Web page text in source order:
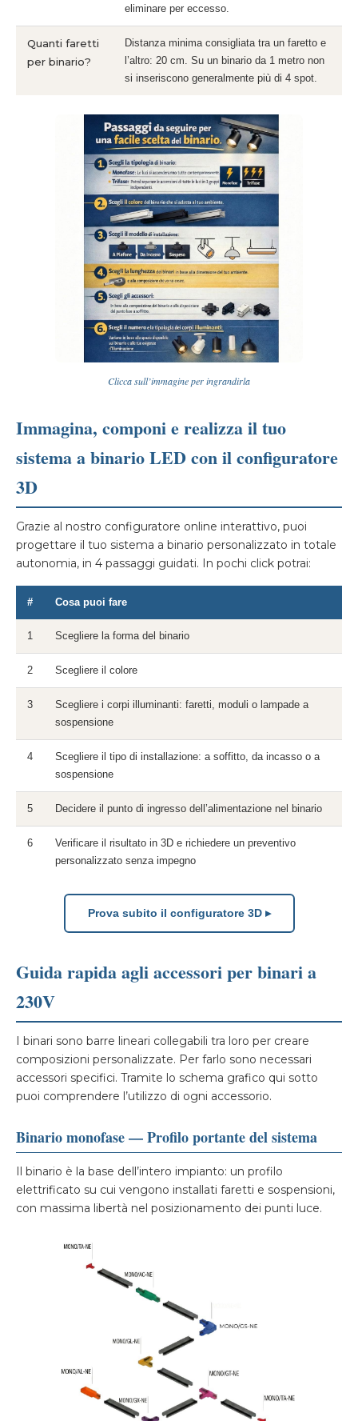
eliminare per eccesso.
Quanti faretti
per binario?
Distanza minima consigliata tra un faretto e
l’altro: 20 cm. Su un binario da 1 metro non
si inseriscono generalmente più di 4 spot.
Clicca sull’immagine per ingrandirla
Immagina, componi e realizza il tuo
sistema a binario LED con il configuratore
3D
Grazie al nostro configuratore online interattivo, puoi
progettare il tuo sistema a binario personalizzato in totale
autonomia, in 4 passaggi guidati. In pochi click potrai:
# Cosa puoi fare
1 Scegliere la forma del binario
2 Scegliere il colore
3
Scegliere i corpi illuminanti: faretti, moduli o lampade a
sospensione
4
Scegliere il tipo di installazione: a soffitto, da incasso o a
sospensione
5 Decidere il punto di ingresso dell’alimentazione nel binario
6
Verificare il risultato in 3D e richiedere un preventivo
personalizzato senza impegno
Prova subito il configuratore 3D ▸
Guida rapida agli accessori per binari a
230V
I binari sono barre lineari collegabili tra loro per creare
composizioni personalizzate. Per farlo sono necessari
accessori specifici. Tramite lo schema grafico qui sotto
puoi comprendere l’utilizzo di ogni accessorio.
Binario monofase — Profilo portante del sistema
Il binario è la base dell’intero impianto: un profilo
elettrificato su cui vengono installati faretti e sospensioni,
con massima libertà nel posizionamento dei punti luce.